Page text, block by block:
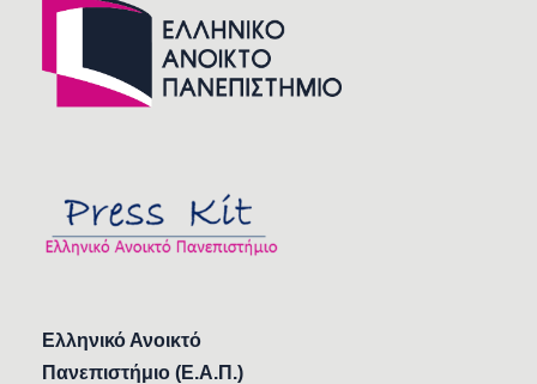
Ελληνικό Ανοικτό
Πανεπιστήμιο (Ε.Α.Π.)